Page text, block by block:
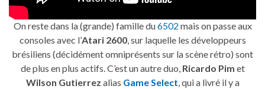
On reste dans la (grande) famille du6502 mais on passe aux
consoles avec l’Atari 2600, sur laquelle les développeurs
brésiliens (décidément omniprésents sur la scène rétro) sont
de plus en plus actifs. C’est un autre duo, Ricardo Pim et
Wilson Gutierrez alias Game Select, qui a livré il y a